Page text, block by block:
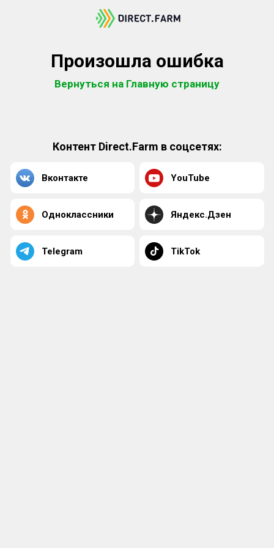
Произошла ошибка
Вернуться на Главную страницу
Контент Direct.Farm в соцсетях:
Вконтакте YouTube
Одноклассники Яндекс.Дзен
Telegram TikTok